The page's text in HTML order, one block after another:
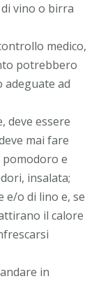
vino o birra
medico,
potrebbero
adeguate ad
deve essere
mai fare
pomodoro e
insalata;
e/o di lino e, se
il calore
in